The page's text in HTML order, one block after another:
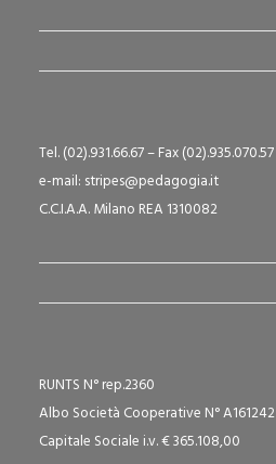
Tel. (02).931.66.67 – Fax (02).935.070.57
e-mail: stripes@pedagogia.it
C.C.I.A.A. Milano REA 1310082
RUNTS N° rep.2360
Albo Società Cooperative N° A161242
Capitale Sociale i.v. € 365.108,00